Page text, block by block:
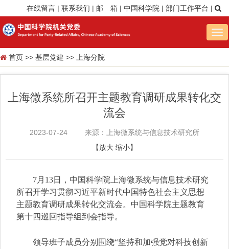
在线留言 | 联系我们 | 邮 箱 | 中国科学院 | 部门工作平台 |
首页 >> 基层党建 >> 上海分院
上海微系统所召开主题教育调研成果转化交
流会
2023-07-24
来源：上海微系统与信息技术研究所
【放大 缩小】
7月 13日，中国科学院上海微系统与信息技术研究
所召开学习贯彻习近平新时代中国特色社会主义思想
主题教育调研成果转化交流会。中国科学院主题教育
第十四巡回指导组到会指导。
领导班子成员分别围绕“坚持和加强党对科技创新